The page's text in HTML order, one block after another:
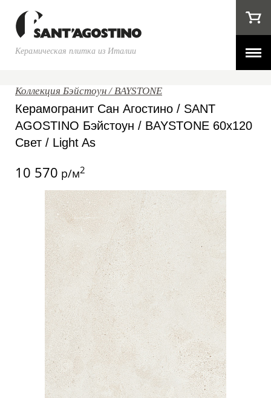
Керамическая плитка из Италии
Коллекция Бэйстоун / BAYSTONE
Керамогранит Сан Агостино / SANT
AGOSTINO Бэйстоун / BAYSTONE 60x120
Свет / Light As
10 570 р/м2